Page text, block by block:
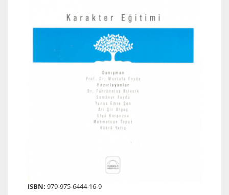
ISBN: 979-975-6444-16-9